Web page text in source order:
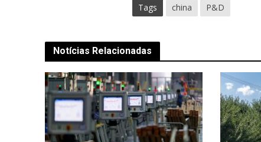
Tags china P&D
Notícias Relacionadas